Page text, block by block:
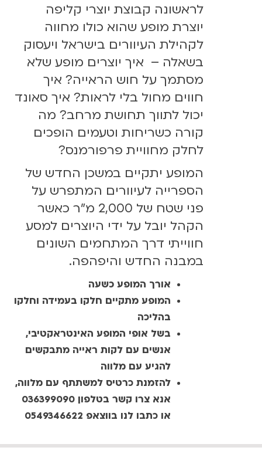
לראשונה קבוצת יוצרי קליפה
יוצרת מופע שהוא כולו מחווה
לקהילת העיוורים בישראל ויעסוק
בשאלה – איך יוצרים מופע שלא
מסתמך על חוש הראייה? איך
חווים מחול בלי לראות? איך סאונד
יכול לתווך תחושת מרחב? מה
קורה כשריחות וטעמים הופכים
לחלק מחוויית פרפורמנס?
המופע יתקיים במשכן החדש של
הספרייה לעיוורים המתפרש על
פני שטח של 2,000 מ"ר כאשר
הקהל יובל על ידי היוצרים למסע
חווייתי דרך המתחמים השונים
במבנה החדש והיפהפה.
אורך המופע כשעה
המופע מתקיים חלקו בעמידה וחלקו
בהליכה
בשל אופי המופע האינטראקטיבי,
אנשים עם לקות ראייה מתבקשים
להגיע עם מלווה
להזמנת כרטיס למשתתף עם מלווה,
אנא צרו קשר בטלפון 036399090
או כתבו לנו בווצאפ 0549346622